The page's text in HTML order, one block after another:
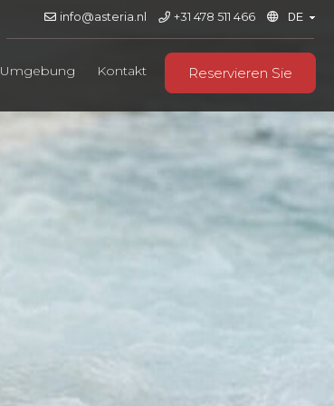
info@asteria.nl +31 478 511 466
Umgebung Kontakt Reservieren Sie